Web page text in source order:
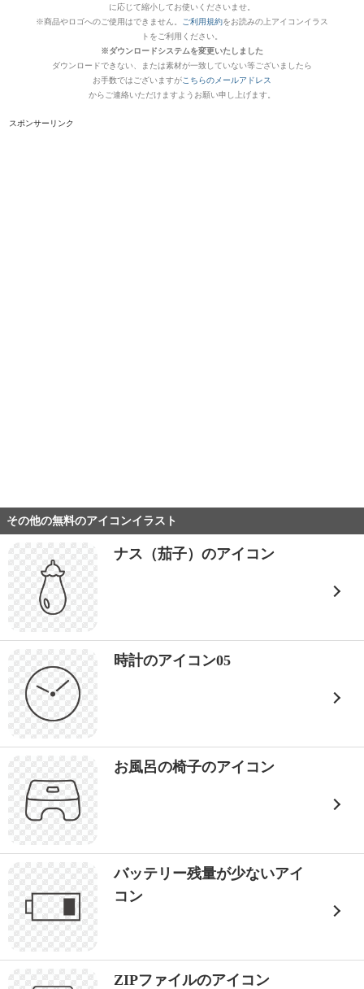
に応じて縮小してお使いくださいませ。
※商品やロゴへのご使用はできません。
ご利用規約をお読みの上アイコンイラス
トをご利用ください。
※ダウンロードシステムを変更いたしました
ダウンロードできない、または素材が一致していない等ございましたら
お手数ではございますがこちらのメールアドレス
からご連絡いただけますようお願い申し上げます。
スポンサーリンク
その他の無料のアイコンイラスト
ナス（茄子）のアイコン
時計のアイコン05
お風呂の椅子のアイコン
バッテリー残量が少ないアイ
コン
ZIPファイルのアイコン